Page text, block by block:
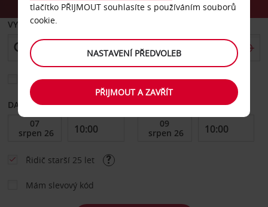
VYZVEDNOUT Z
Vyberte si jiné místo vrácení
DATUM OD DATUM DO
Řidič starší 25 let
Mám slevový kód
tlačítko PŘIJMOUT souhlasíte s používáním souborů
cookie.
NASTAVENÍ PŘEDVOLEB
PŘIJMOUT A ZAVŘÍT